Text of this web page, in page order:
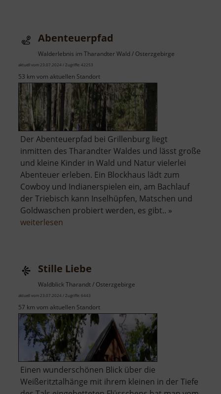
Abenteuerpfad
Walderlebnis im Tharandter Wald / Osterzgebirge
aktuell vom 23.07.2024 / Zugriffe: 42253
53 km vom aktuellen Standort
Der Abenteuerpfad bei Grillenburg liegt
inmitten des Tharandter Waldes und lässt große
und kleine Kinder in Wald und Natur vielerlei
Abenteuer erleben. Ein Blockhaus lädt zum
Cowboy und Indianerspielen ein, am Bachlauf
der Triebisch kann Inselhüpfen, Matschen und
Goldwaschen probiert werden, es gibt.. »
weiterlesen
Stille Liebe
Waldblick Tharandt / Osterzgebirge
aktuell vom 23.07.2024 / Zugriffe: 6443
57 km vom aktuellen Standort
Einen wunderschönen Blick über die
Weißeritztalhänge mit ihrem kleinen in der Tiefe